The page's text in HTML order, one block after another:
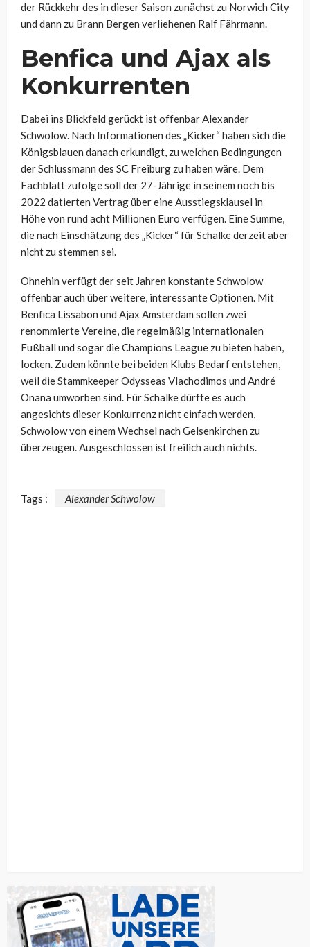
der Rückkehr des in dieser Saison zunächst zu Norwich City
und dann zu Brann Bergen verliehenen Ralf Fährmann.
Benfica und Ajax als
Konkurrenten
Dabei ins Blickfeld gerückt ist offenbar Alexander
Schwolow. Nach Informationen des „Kicker“ haben sich die
Königsblauen danach erkundigt, zu welchen Bedingungen
der Schlussmann des SC Freiburg zu haben wäre. Dem
Fachblatt zufolge soll der 27-Jährige in seinem noch bis
2022 datierten Vertrag über eine Ausstiegsklausel in
Höhe von rund acht Millionen Euro verfügen. Eine Summe,
die nach Einschätzung des „Kicker“ für Schalke derzeit aber
nicht zu stemmen sei.
Ohnehin verfügt der seit Jahren konstante Schwolow
offenbar auch über weitere, interessante Optionen. Mit
Benfica Lissabon und Ajax Amsterdam sollen zwei
renommierte Vereine, die regelmäßig internationalen
Fußball und sogar die Champions League zu bieten haben,
locken. Zudem könnte bei beiden Klubs Bedarf entstehen,
weil die Stammkeeper Odysseas Vlachodimos und André
Onana umworben sind. Für Schalke dürfte es auch
angesichts dieser Konkurrenz nicht einfach werden,
Schwolow von einem Wechsel nach Gelsenkirchen zu
überzeugen. Ausgeschlossen ist freilich auch nichts.
Tags : Alexander Schwolow